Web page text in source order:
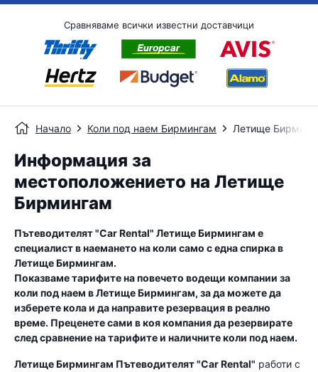
Сравняваме всички известни доставчици
Начало Коли под наем Бирмингам Летище
Информация за
местоположението на Летище
Бирмингам
Пътеводителят "Car Rental" Летище Бирмингам е
специалист в наемането на коли само с една спирка в
Летище Бирмингам.
Показваме тарифите на повечето водещи компании за
коли под наем вЛетище Бирмингам, за да можете да
изберете кола и да направите резервация в реално
време. Преценете сами в коя компания да резервирате
след сравнение на тарифите и наличните коли под наем.
Летище Бирмингам Пътеводителят "Car Rental" работи с